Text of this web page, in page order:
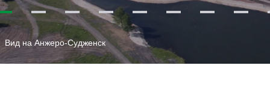
1 2 3 4 5 6 7 8
Вид на Анжеро-Судженск